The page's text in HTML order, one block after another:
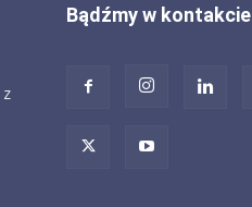
Bądźmy w kontakcie